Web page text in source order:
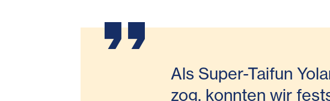
Als Super-Taifun
zog, konnten wir